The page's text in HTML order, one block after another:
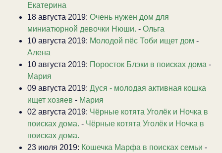
Екатерина
18 августа 2019: Очень нужен дом для
миниатюрной девочки Нюши. - Ольга
10 августа 2019: Молодой пёс Тоби ищет дом -
Алена
10 августа 2019: Поросток Блэки в поисках дома -
Мария
09 августа 2019: Дуся - молодая активная кошка
ищет хозяев - Мария
02 августа 2019: Чёрные котята Уголёк и Ночка в
поисках дома. - Чёрные котята Уголёк и Ночка в
поисках дома.
23 июля 2019: Кошечка Марфа в поисках семьи -